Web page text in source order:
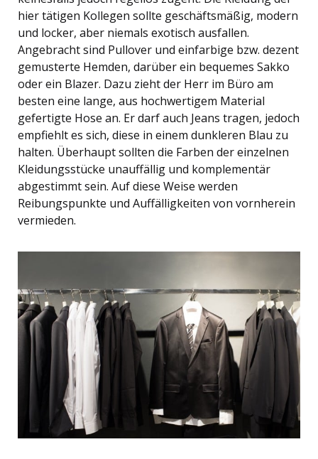
hier tätigen Kollegen sollte geschäftsmäßig, modern
und locker, aber niemals exotisch ausfallen.
Angebracht sind Pullover und einfarbige bzw. dezent
gemusterte Hemden, darüber ein bequemes Sakko
oder ein Blazer. Dazu zieht der Herr im Büro am
besten eine lange, aus hochwertigem Material
gefertigte Hose an. Er darf auch Jeans tragen, jedoch
empfiehlt es sich, diese in einem dunkleren Blau zu
halten. Überhaupt sollten die Farben der einzelnen
Kleidungsstücke unauffällig und komplementär
abgestimmt sein. Auf diese Weise werden
Reibungspunkte und Auffälligkeiten von vornherein
vermieden.